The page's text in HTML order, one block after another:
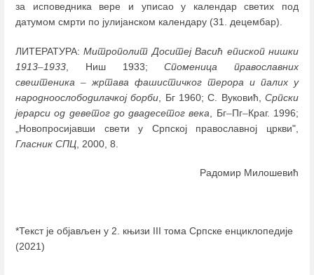
за исповедника вере и уписао у календар светих под
датумом смрти по јулијанском календару (31. децембар).
ЛИТЕРАТУРА:Митрополит Доситеј Васић епископ нишки
1913–1933 , Ниш 1933;Споменица православних
свештеника – жртава фашистичког терора и палих у
народноослободилачкој борби , Бг 1960; С. Вуковић,Српски
јерарси од деветог до двадесетог века , Бг–Пг–Краг. 1996;
„Новопросијавши свети у Српској православној цркви",
Гласник СПЦ , 2000, 8.
Радомир Милошевић
*Текст је објављен у 2. књизи III тома Српске енциклопедије
(2021)